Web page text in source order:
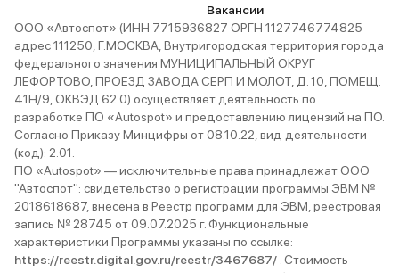
Вакансии
ООО «Автоспот» (ИНН 7715936827 ОРГН 1127746774825
адрес 111250, Г.МОСКВА, Внутригородская территория города
федерального значения МУНИЦИПАЛЬНЫЙ ОКРУГ
ЛЕФОРТОВО, ПРОЕЗД ЗАВОДА СЕРП И МОЛОТ, Д. 10, ПОМЕЩ.
41Н/9, ОКВЭД 62.0) осуществляет деятельность по
разработке ПО «Autospot» и предоставлению лицензий на ПО.
Согласно Приказу Минцифры от 08.10.22, вид деятельности
(код): 2.01.
ПО «Autospot» — исключительные права принадлежат ООО
"Автоспот": свидетельство о регистрации программы ЭВМ №
2018618687, внесена в Реестр программ для ЭВМ, реестровая
запись № 28745 от 09.07.2025 г. Функциональные
характеристики Программы указаны по ссылке:
https://reestr.digital.gov.ru/reestr/3467687/ . Стоимость